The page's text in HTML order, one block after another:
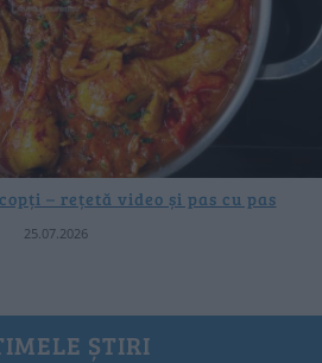
– rețetă video și pas cu pas
25.07.2026
ȘTIRI